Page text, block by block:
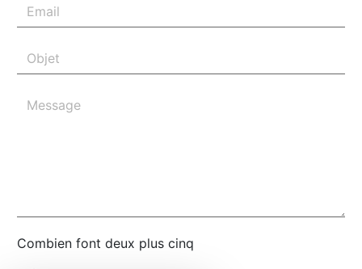
Combien font deux plus cinq